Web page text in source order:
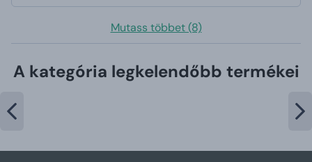
Mutass többet (8)
A kategória legkelendőbb termékei